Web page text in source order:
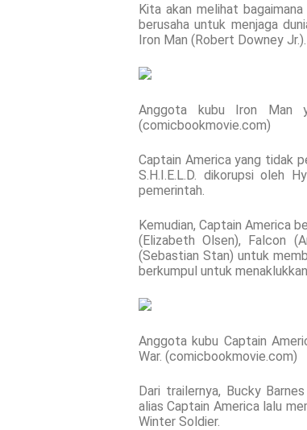
Kita akan melihat
berusaha untuk menjaga
Iron Man (Robert Downey Jr.).
Anggota kubu Iron Man
(comicbookmovie.com)
Captain America yang tidak
S.H.I.E.L.D. dikorupsi oleh
pemerintah.
Kemudian, Captain America
(Elizabeth Olsen), Falcon
(Sebastian Stan) untuk
berkumpul untuk
Anggota kubu Captain
War. (comicbookmovie.com)
Dari trailernya, Bucky
alias Captain America lalu
Winter Soldier.